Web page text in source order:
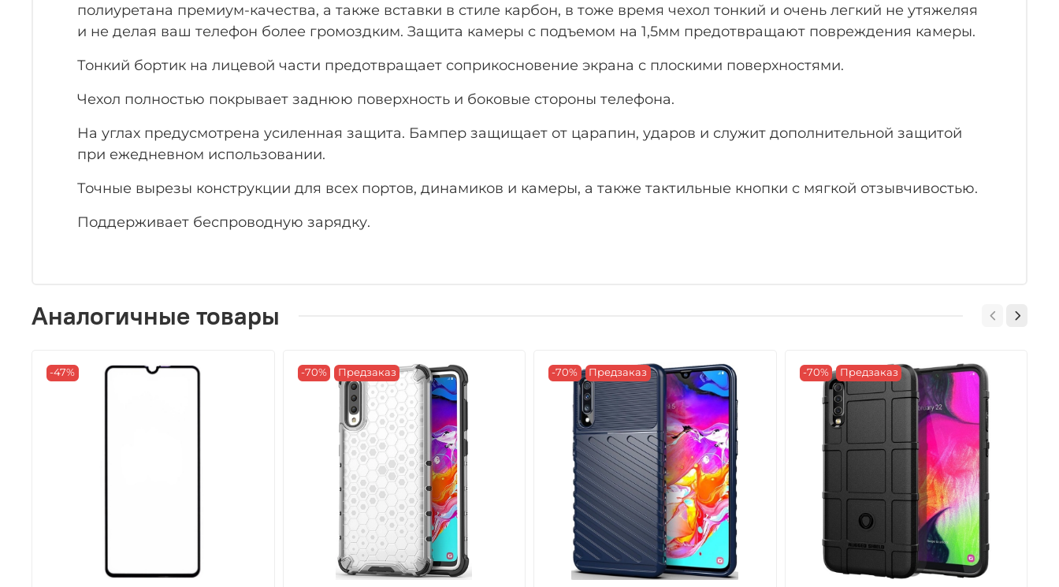
полиуретана премиум-качества, а также вставки в стиле карбон, в тоже время чехол тонкий и очень легкий не утяжеляя
и не делая ваш телефон более громоздким. Защита камеры с подъемом на 1,5мм предотвращают повреждения камеры.
Тонкий бортик на лицевой части предотвращает соприкосновение экрана с плоскими поверхностями.
Чехол полностью покрывает заднюю поверхность и боковые стороны телефона.
На углах предусмотрена усиленная защита. Бампер защищает от царапин, ударов и служит дополнительной защитой
при ежедневном использовании.
Точные вырезы конструкции для всех портов, динамиков и камеры, а также тактильные кнопки с мягкой отзывчивостью.
Поддерживает беспроводную зарядку.
Аналогичные товары
-47% -70% Предзаказ -70% Предзаказ -70% Предзаказ